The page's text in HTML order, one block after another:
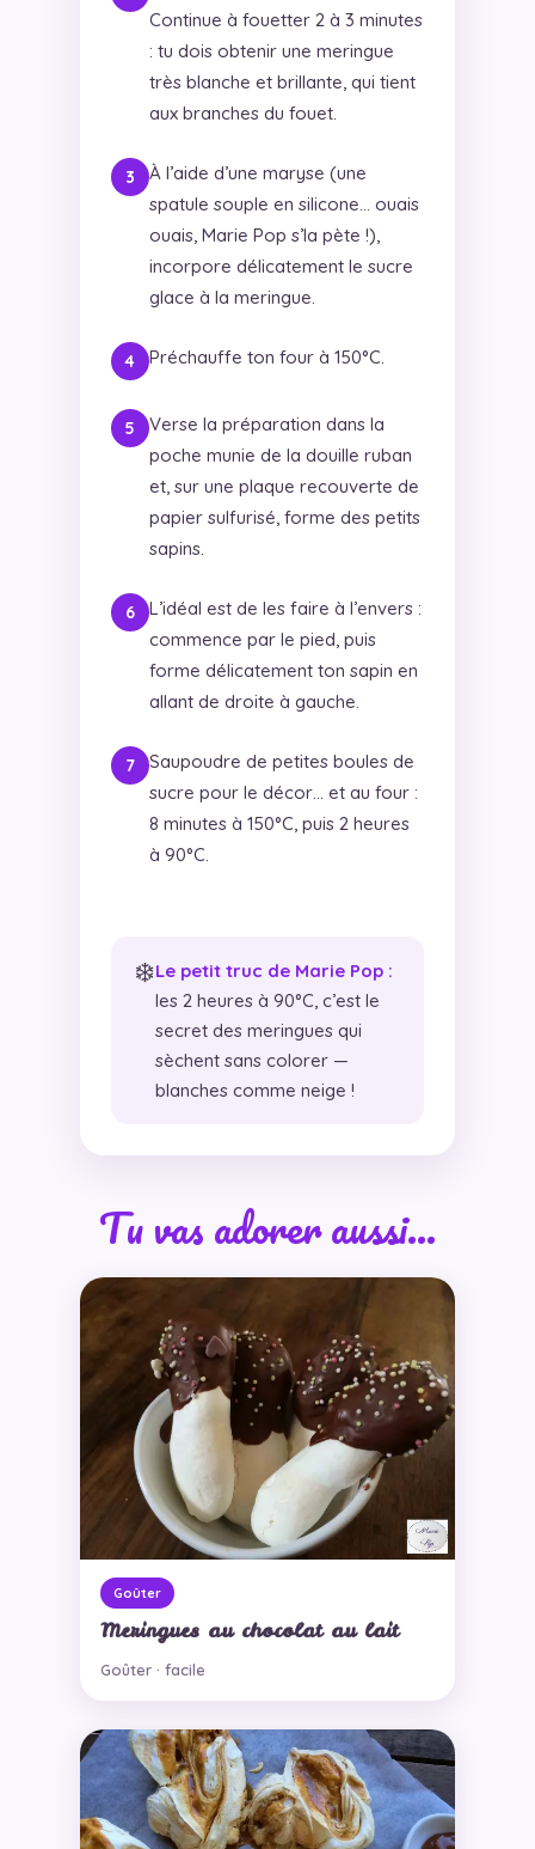
Continue à fouetter 2 à 3 minutes
: tu dois obtenir une meringue
très blanche et brillante, qui tient
aux branches du fouet.
À l’aide d’une maryse (une
spatule souple en silicone… ouais
ouais, Marie Pop s’la pète !),
incorpore délicatement le sucre
glace à la meringue.
Préchauffe ton four à 150°C.
Verse la préparation dans la
poche munie de la douille ruban
et, sur une plaque recouverte de
papier sulfurisé, forme des petits
sapins.
L’idéal est de les faire à l’envers :
commence par le pied, puis
forme délicatement ton sapin en
allant de droite à gauche.
Saupoudre de petites boules de
sucre pour le décor… et au four :
8 minutes à 150°C, puis 2 heures
à 90°C.
❄️Le petit truc de Marie Pop :
les 2 heures à 90°C, c’est le
secret des meringues qui
sèchent sans colorer —
blanches comme neige !
Tu vas adorer aussi…
Goûter
Meringues au chocolat au lait
Goûter · facile